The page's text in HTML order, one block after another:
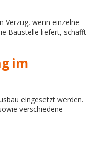
Verzug, wenn einzelne
Baustelle liefert, schafft
im
eingesetzt werden.
verschiedene